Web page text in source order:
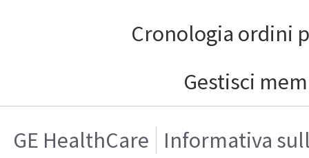
Cronologia ordini
Gestisci
GE HealthCare
Informativa